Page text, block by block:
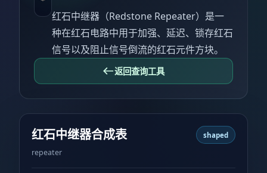
红石中继器（Redstone Repeater）是一
种在红石电路中用于加强、延迟、锁存红石
信号以及阻止信号倒流的红石元件方块。
返回查询工具
红石中继器合成表
repeater
shaped